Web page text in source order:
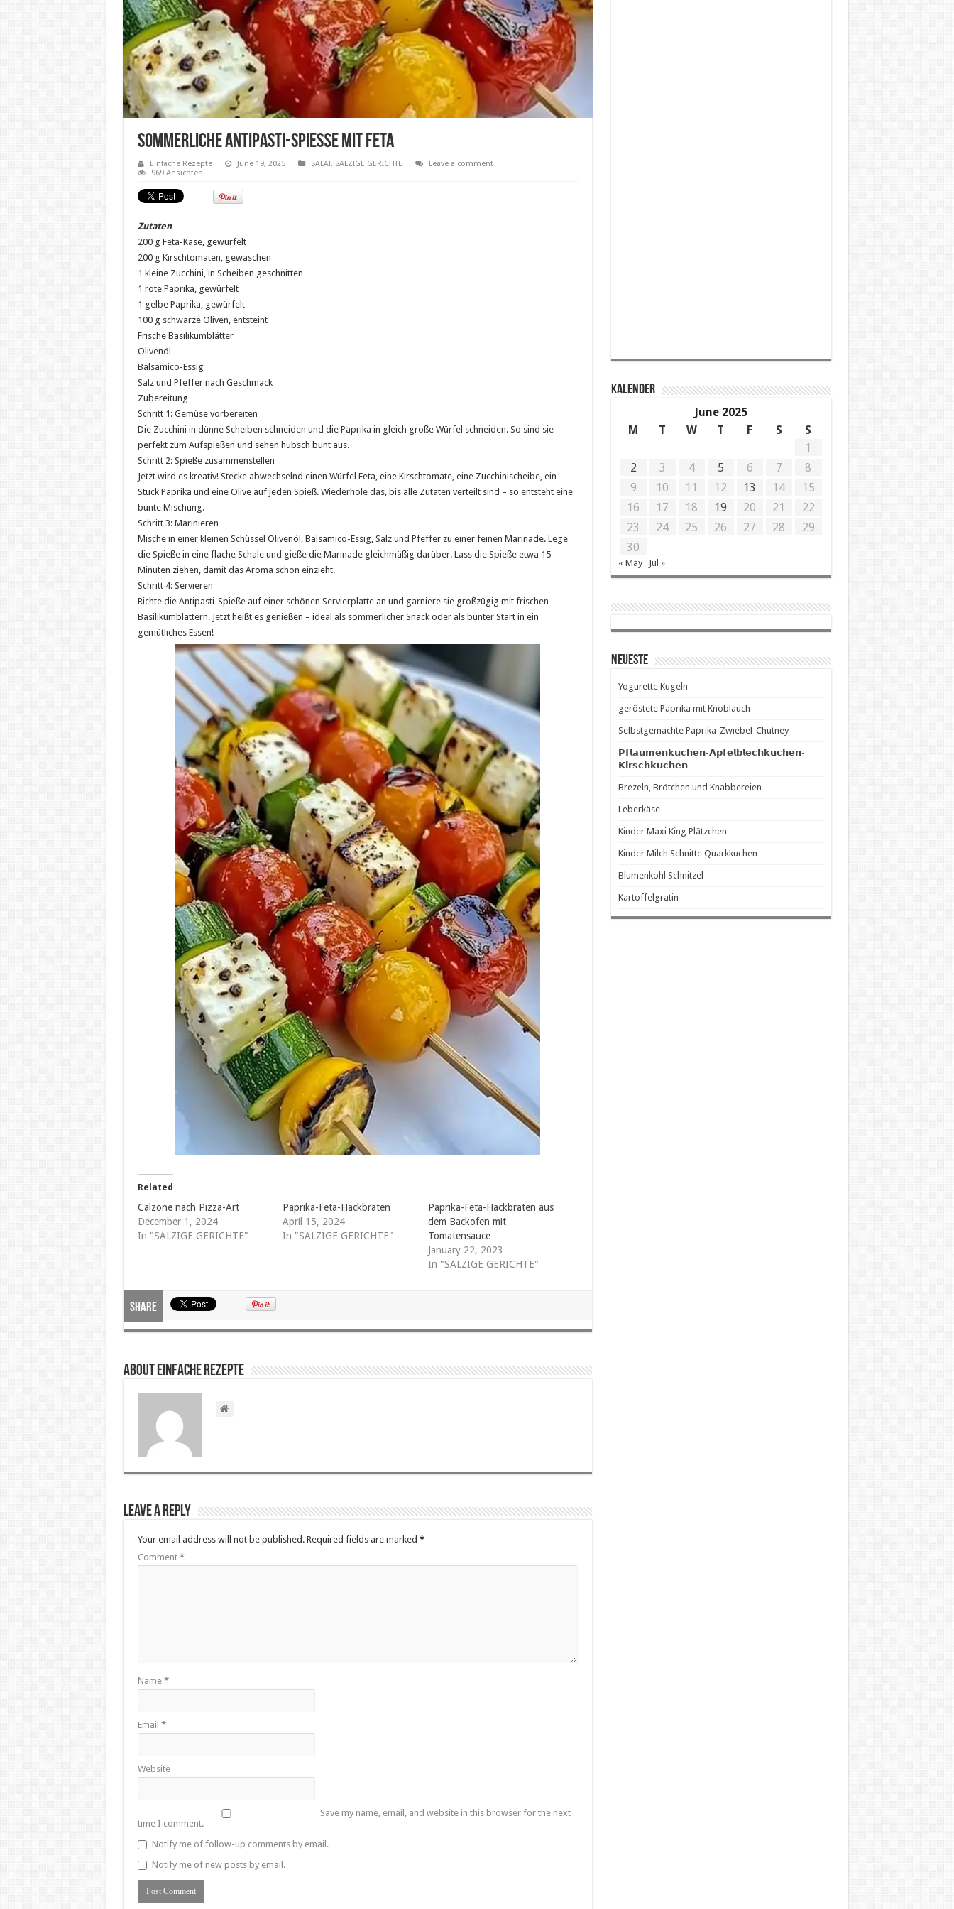
Sommerliche Antipasti-Spieße mit Feta
Einfache Rezepte June 19, 2025 SALAT, SALZIGE GERICHTE
Leave a comment
969 Ansichten
Zutaten
200 g Feta-Käse, gewürfelt
200 g Kirschtomaten, gewaschen
1 kleine Zucchini, in Scheiben geschnitten
1 rote Paprika, gewürfelt
1 gelbe Paprika, gewürfelt
100 g schwarze Oliven, entsteint
Frische Basilikumblätter
Olivenöl
Balsamico-Essig
Salz und Pfeffer nach Geschmack
Zubereitung
Schritt 1: Gemüse vorbereiten
Die Zucchini in dünne Scheiben schneiden und die Paprika in gleich große Würfel schneiden. So sind sie
perfekt zum Aufspießen und sehen hübsch bunt aus.
Schritt 2: Spieße zusammenstellen
Jetzt wird es kreativ! Stecke abwechselnd einen Würfel Feta, eine Kirschtomate, eine Zucchinischeibe, ein
Stück Paprika und eine Olive auf jeden Spieß. Wiederhole das, bis alle Zutaten verteilt sind – so entsteht eine
bunte Mischung.
Schritt 3: Marinieren
Mische in einer kleinen Schüssel Olivenöl, Balsamico-Essig, Salz und Pfeffer zu einer feinen Marinade. Lege
die Spieße in eine flache Schale und gieße die Marinade gleichmäßig darüber. Lass die Spieße etwa 15
Minuten ziehen, damit das Aroma schön einzieht.
Schritt 4: Servieren
Richte die Antipasti-Spieße auf einer schönen Servierplatte an und garniere sie großzügig mit frischen
Basilikumblättern. Jetzt heißt es genießen – ideal als sommerlicher Snack oder als bunter Start in ein
gemütliches Essen!
Related
Calzone nach Pizza-Art
December 1, 2024
In "SALZIGE GERICHTE"
Paprika-Feta-Hackbraten
April 15, 2024
In "SALZIGE GERICHTE"
Paprika-Feta-Hackbraten aus
dem Backofen mit
Tomatensauce
January 22, 2023
In "SALZIGE GERICHTE"
Share
About Einfache Rezepte
Leave a Reply
Your email address will not be published. Required fields are marked *
Comment *
Name *
Email *
Website
Save my name, email, and website in this browser for the next
time I comment.
Notify me of follow-up comments by email.
Notify me of new posts by email.
KALENDER
June 2025
M
T W T F S
S
1
2
3 4 5 6 7
8
9
10 11 12 13 14
15
16
17 18 19 20 21
22
23
24 25 26 27 28
29
30
« May Jul »
Neueste
Yogurette Kugeln
geröstete Paprika mit Knoblauch
Selbstgemachte Paprika-Zwiebel-Chutney
𝗣𝗳𝗹𝗮𝘂𝗺𝗲𝗻𝗸𝘂𝗰𝗵𝗲𝗻-𝗔𝗽𝗳𝗲𝗹𝗯𝗹𝗲𝗰𝗵𝗸𝘂𝗰𝗵𝗲𝗻-
𝗞𝗶𝗿𝘀𝗰𝗵𝗸𝘂𝗰𝗵𝗲𝗻
Brezeln, Brötchen und Knabbereien
Leberkäse
Kinder Maxi King Plätzchen
Kinder Milch Schnitte Quarkkuchen
Blumenkohl Schnitzel
Kartoffelgratin